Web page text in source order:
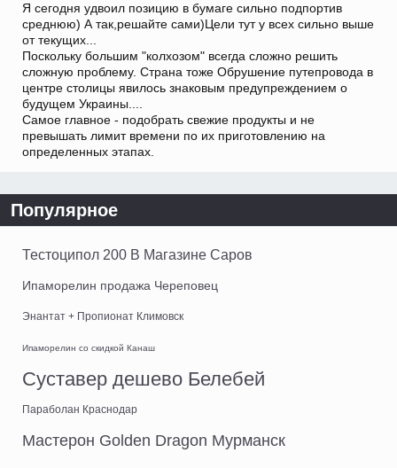
Я сегодня удвоил позицию в бумаге сильно подпортив
среднюю) А так,решайте сами)Цели тут у всех сильно выше
от текущих...
Поскольку большим "колхозом" всегда сложно решить
сложную проблему. Страна тоже Обрушение путепровода в
центре столицы явилось знаковым предупреждением о
будущем Украины....
Самое главное - подобрать свежие продукты и не
превышать лимит времени по их приготовлению на
определенных этапах.
Популярное
Тестоципол 200 В Магазине Саров
Ипаморелин продажа Череповец
Энантат + Пропионат Климовск
Ипаморелин со скидкой Канаш
Суставер дешево Белебей
Параболан Краснодар
Мастерон Golden Dragon Мурманск